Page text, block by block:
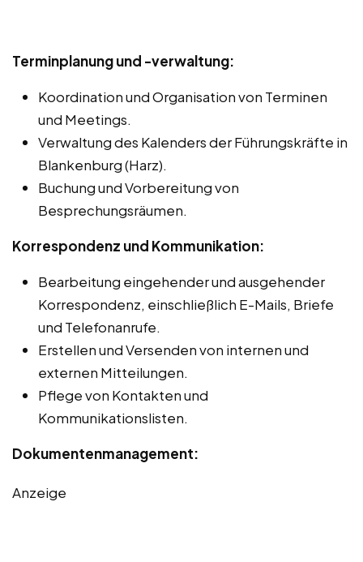
Terminplanung und -verwaltung:
Koordination und Organisation von Terminen
und Meetings.
Verwaltung des Kalenders der Führungskräfte in
Blankenburg (Harz).
Buchung und Vorbereitung von
Besprechungsräumen.
Korrespondenz und Kommunikation:
Bearbeitung eingehender und ausgehender
Korrespondenz, einschließlich E-Mails, Briefe
und Telefonanrufe.
Erstellen und Versenden von internen und
externen Mitteilungen.
Pflege von Kontakten und
Kommunikationslisten.
Dokumentenmanagement:
Anzeige